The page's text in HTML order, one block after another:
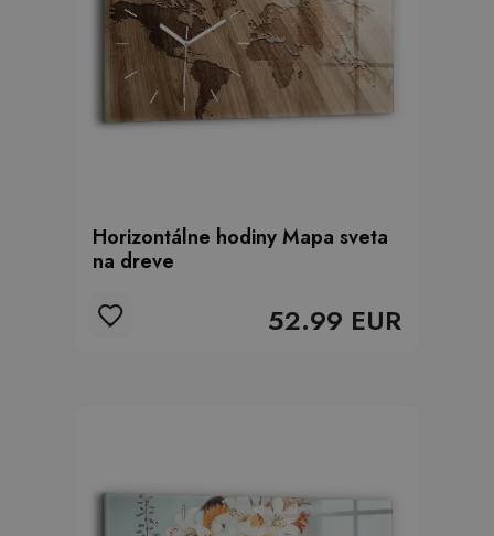
Horizontálne hodiny Mapa sveta
na dreve
52.99 EUR